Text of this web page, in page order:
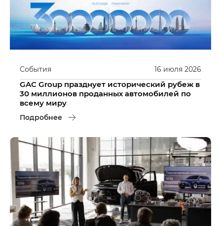
16 июля 2026
События
GAC Group празднует исторический рубеж в
30 миллионов проданных автомобилей по
всему миру
Подробнее